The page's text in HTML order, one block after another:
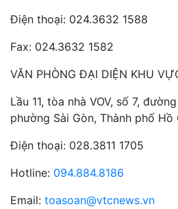
Điện thoại: 024.3632 1588
Fax: 024.3632 1582
VĂN PHÒNG ĐẠI DIỆN KHU
Lầu 11, tòa nhà VOV, số 7,
phường Sài Gòn, Thành phố Hồ
Điện thoại: 028.3811 1705
Hotline: 094.884.8186
Email: toasoan@vtcnews.vn